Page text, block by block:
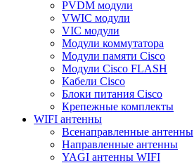
PVDM модули
VWIC модули
VIC модули
Модули коммутатора
Модули памяти Cisco
Модули Cisco FLASH
Кабели Cisco
Блоки питания Cisco
Крепежные комплекты
WIFI антенны
Всенаправленные антенны
Направленные антенны
YAGI антенны WIFI